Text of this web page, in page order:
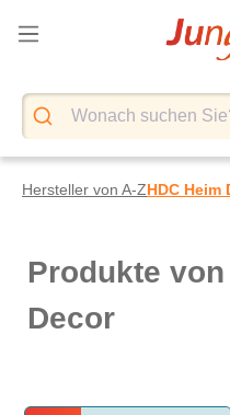
springen
Hersteller von A-ZHDC Heim
Produkte von
Decor